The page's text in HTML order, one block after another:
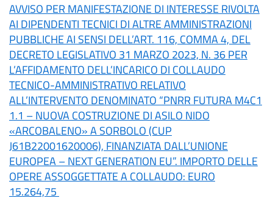
AVVISO PER MANIFESTAZIONE DI INTERESSE RIVOLTA
AI DIPENDENTI TECNICI DI ALTRE AMMINISTRAZIONI
PUBBLICHE AI SENSI DELL’ART. 116, COMMA 4, DEL
DECRETO LEGISLATIVO 31 MARZO 2023, N. 36 PER
L’AFFIDAMENTO DELL’INCARICO DI COLLAUDO
TECNICO-AMMINISTRATIVO RELATIVO
ALL’INTERVENTO DENOMINATO “PNRR FUTURA M4C1
1.1 – NUOVA COSTRUZIONE DI ASILO NIDO
«ARCOBALENO» A SORBOLO (CUP
J61B22001620006), FINANZIATA DALL’UNIONE
EUROPEA – NEXT GENERATION EU”. IMPORTO DELLE
OPERE ASSOGGETTATE A COLLAUDO: EURO
15.264,75